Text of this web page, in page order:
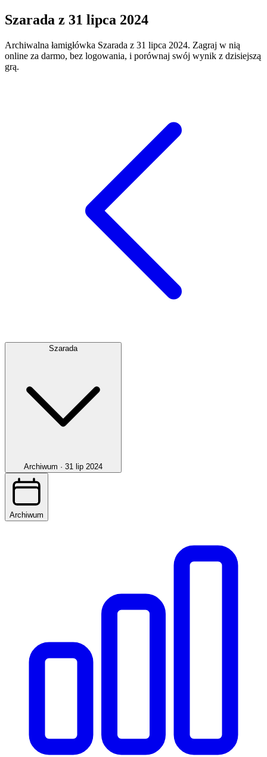
Szarada z 31 lipca 2024
Archiwalna łamigłówka Szarada z 31 lipca 2024. Zagraj w nią
online za darmo, bez logowania, i porównaj swój wynik z dzisiejszą
grą.
Szarada
Archiwum · 31 lip 2024
Archiwum